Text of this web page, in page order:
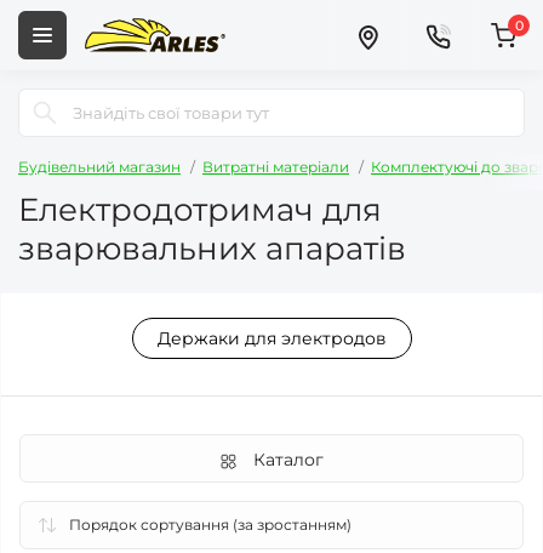
0
Будівельний магазин Витратні матеріали Комплектуючі до
Електродотримач для
зварювальних апаратів
Держаки для электродов
Каталог